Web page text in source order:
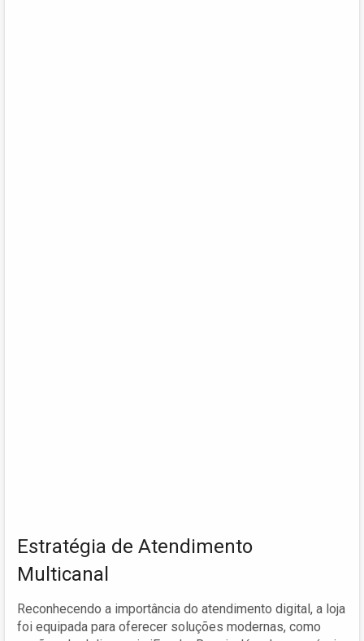
Estratégia de Atendimento
Multicanal
Reconhecendo a importância do atendimento digital, a loja
foi equipada para oferecer soluções modernas, como